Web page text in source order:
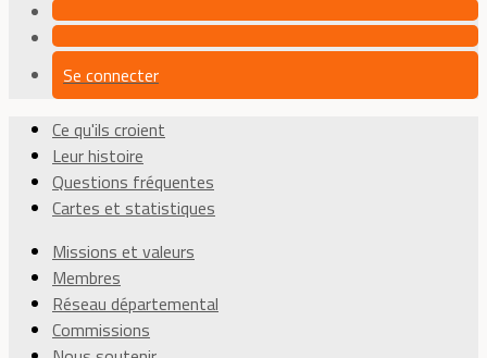
Se connecter
Ce qu'ils croient
Leur histoire
Questions fréquentes
Cartes et statistiques
Missions et valeurs
Membres
Réseau départemental
Commissions